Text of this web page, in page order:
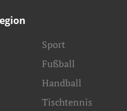
Sport
Fußball
Handball
Tischtennis